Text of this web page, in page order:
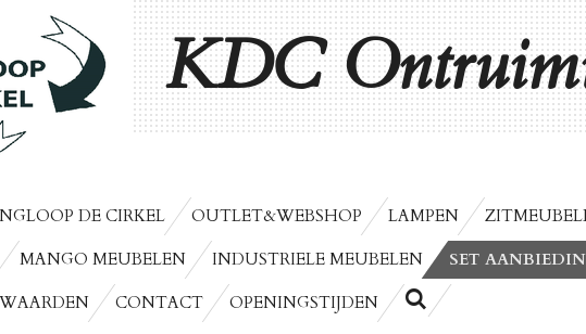
KDC
DE CIRKEL OUTLET&WEBSHOP LAMPEN
MANGO MEUBELEN INDUSTRIELE MEUBELEN
SET
CONTACT OPENINGSTIJDEN